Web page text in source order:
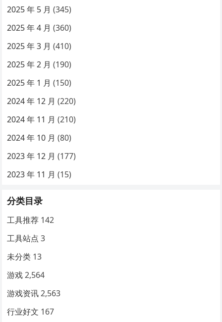
2025 年 5 月 (345)
2025 年 4 月 (360)
2025 年 3 月 (410)
2025 年 2 月 (190)
2025 年 1 月 (150)
2024 年 12 月 (220)
2024 年 11 月 (210)
2024 年 10 月 (80)
2023 年 12 月 (177)
2023 年 11 月 (15)
分类目录
工具推荐 142
工具站点 3
未分类 13
游戏 2,564
游戏资讯 2,563
行业好文 167